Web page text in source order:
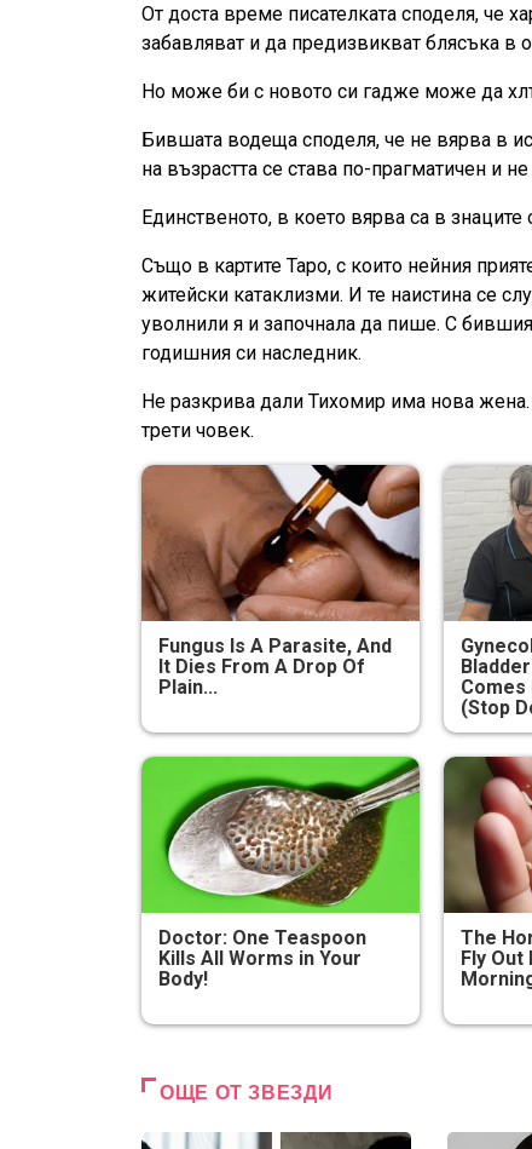
От доста време писателката споделя, че
забавляват и да предизвикват блясъка в
Но може би с новото си гадже може да
Бившата водеща споделя, че не вярва в
на възрастта се става по-прагматичен и
Единственото, в което вярва са в
Също в картите Таро, с които нейния
житейски катаклизми. И те наистина се
уволнили я и започнала да пише. С
годишния си наследник.
Не разкрива дали Тихомир има нова
трети човек.
Fungus Is A Parasite, And
It Dies From A Drop Of
Plain...
Comes
(Stop
Doctor: One Teaspoon
Kills All Worms in Your
Body!
The
Fly
ОЩЕ ОТ ЗВЕЗДИ